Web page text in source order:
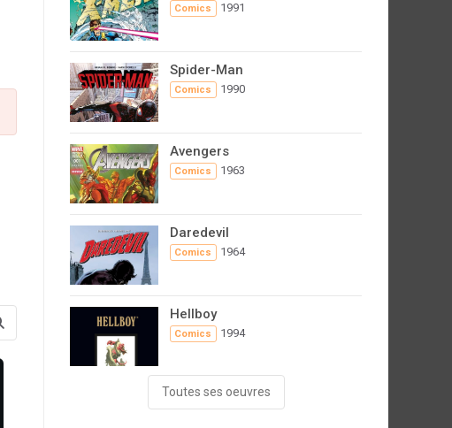
Comics 1991
Spider-Man
Comics 1990
Avengers
Comics 1963
Daredevil
Comics 1964
Hellboy
Comics 1994
Toutes ses oeuvres